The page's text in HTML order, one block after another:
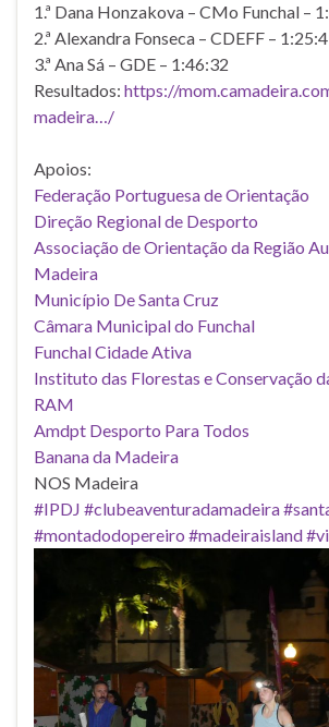
1.ª Dana Honzakova – CMo Funchal –
2.ª Alexandra Fonseca – CDEFF –
3.ª Ana Sá – GDE – 1:46:32
Resultados: https://
madeira…/
Apoios:
Federação Portuguesa de Orientação
Direção Regional de Desporto
Associação de Orientação da Região
Madeira
Município De Santa Cruz
Câmara Municipal do Funchal
Funchal Cidade Ativa
Instituto das Florestas e Conservação
RAM
Amdpt Desporto Para Todos
Banana da Madeira
NOS Madeira
#IPDJ #clubeaventuradamadeira
#montadodopereiro #madeiraisland